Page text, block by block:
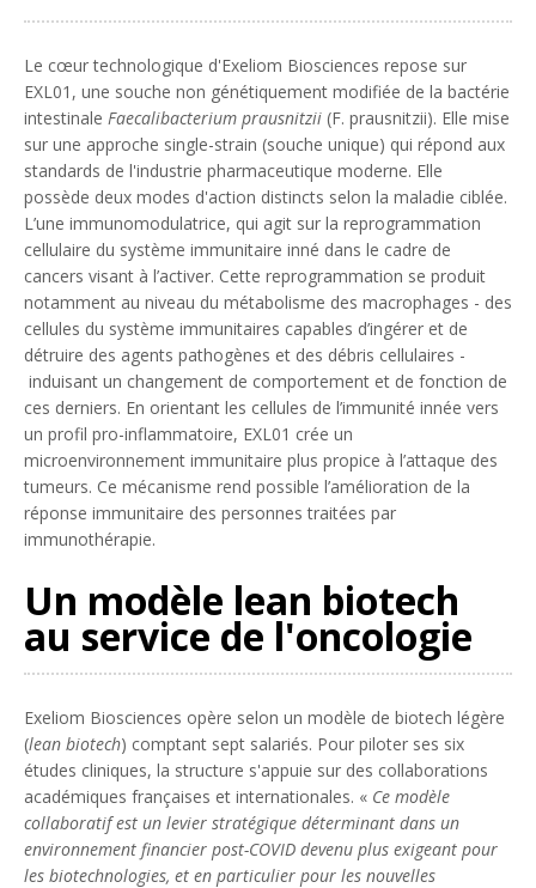
Le cœur technologique d'Exeliom Biosciences repose sur
EXL01, une souche non génétiquement modifiée de la bactérie
intestinale Faecalibacterium prausnitzii (F. prausnitzii). Elle mise
sur une approche single-strain (souche unique) qui répond aux
standards de l'industrie pharmaceutique moderne. Elle
possède deux modes d'action distincts selon la maladie ciblée.
L’une immunomodulatrice, qui agit sur la reprogrammation
cellulaire du système immunitaire inné dans le cadre de
cancers visant à l’activer. Cette reprogrammation se produit
notamment au niveau du métabolisme des macrophages - des
cellules du système immunitaires capables d’ingérer et de
détruire des agents pathogènes et des débris cellulaires -
induisant un changement de comportement et de fonction de
ces derniers. En orientant les cellules de l’immunité innée vers
un profil pro-inflammatoire, EXL01 crée un
microenvironnement immunitaire plus propice à l’attaque des
tumeurs. Ce mécanisme rend possible l’amélioration de la
réponse immunitaire des personnes traitées par
immunothérapie.
Un modèle lean biotech
au service de l'oncologie
Exeliom Biosciences opère selon un modèle de biotech légère
(lean biotech) comptant sept salariés. Pour piloter ses six
études cliniques, la structure s'appuie sur des collaborations
académiques françaises et internationales. « Ce modèle
collaboratif est un levier stratégique déterminant dans un
environnement financier post-COVID devenu plus exigeant pour
les biotechnologies, et en particulier pour les nouvelles